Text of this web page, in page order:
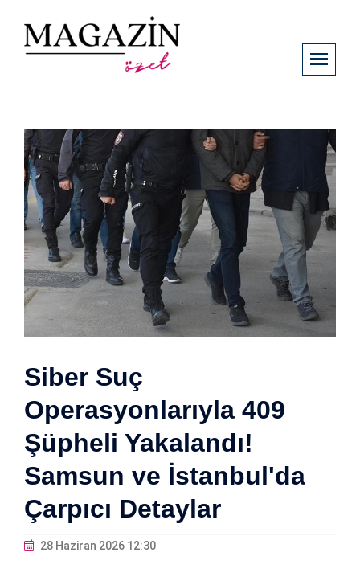
Siber Suç
Operasyonlarıyla 409
Şüpheli Yakalandı!
Samsun ve İstanbul'da
Çarpıcı Detaylar
28 Haziran 2026 12:30